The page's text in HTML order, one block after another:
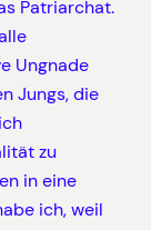
Patriarchat.
Ungnade
Jungs, die
zu
in eine
ich, weil